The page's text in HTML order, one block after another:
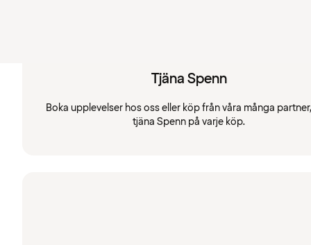
Tjäna Spenn
Boka upplevelser hos oss eller köp från våra många
tjäna Spenn på varje köp.